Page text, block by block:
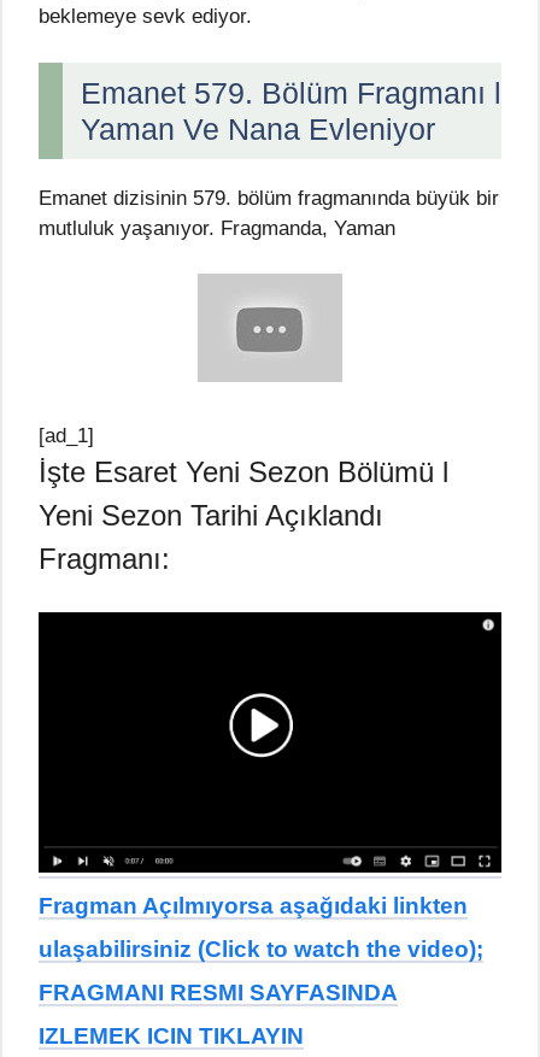
beklemeye sevk ediyor.
Emanet 579. Bölüm Fragmanı l
Yaman Ve Nana Evleniyor
Emanet dizisinin 579. bölüm fragmanında büyük bir
mutluluk yaşanıyor. Fragmanda, Yaman
[ad_1]
İşte Esaret Yeni Sezon Bölümü l
Yeni Sezon Tarihi Açıklandı
Fragmanı:
Fragman Açılmıyorsa aşağıdaki linkten
ulaşabilirsiniz (Click to watch the video);
FRAGMANI RESMI SAYFASINDA
IZLEMEK ICIN TIKLAYIN